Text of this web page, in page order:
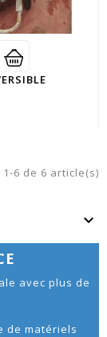
6 de 6 article(s)

avec plus de
de matériels